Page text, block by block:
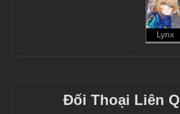
Lynx
Đối Thoại Liên